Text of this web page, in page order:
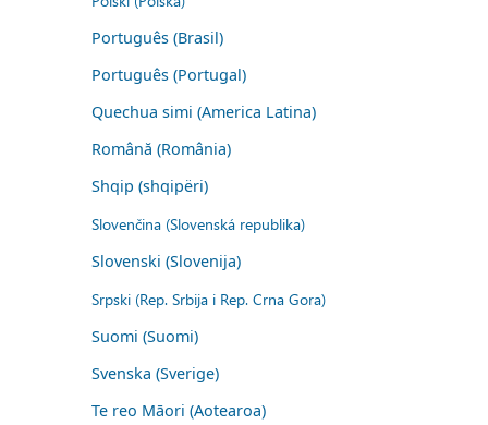
Português (Brasil)
Português (Portugal)
Quechua simi (America Latina)
Română (România)
Shqip (shqipëri)
Slovenčina (Slovenská republika)
Slovenski (Slovenija)
Srpski (Rep. Srbija i Rep. Crna Gora)
Suomi (Suomi)
Svenska (Sverige)
Te reo Māori (Aotearoa)